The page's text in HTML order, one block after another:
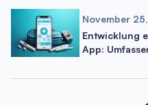
November
Entwicklung
App: